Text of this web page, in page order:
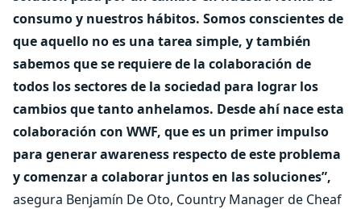
consumo y nuestros hábitos. Somos conscientes de
que aquello no es una tarea simple, y también
sabemos que se requiere de la colaboración de
todos los sectores de la sociedad para lograr los
cambios que tanto anhelamos. Desde ahí nace esta
colaboración con WWF, que es un primer impulso
para generar awareness respecto de este problema
y comenzar a colaborar juntos en las soluciones”,
asegura Benjamín De Oto, Country Manager de Cheaf